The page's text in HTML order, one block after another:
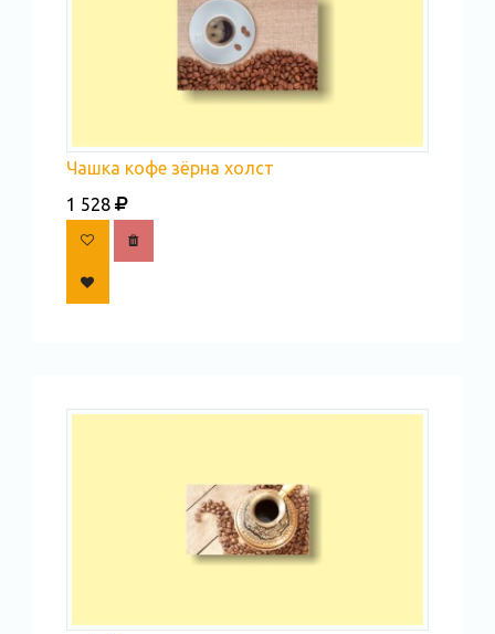
Чашка кофе зёрна холст
1 528